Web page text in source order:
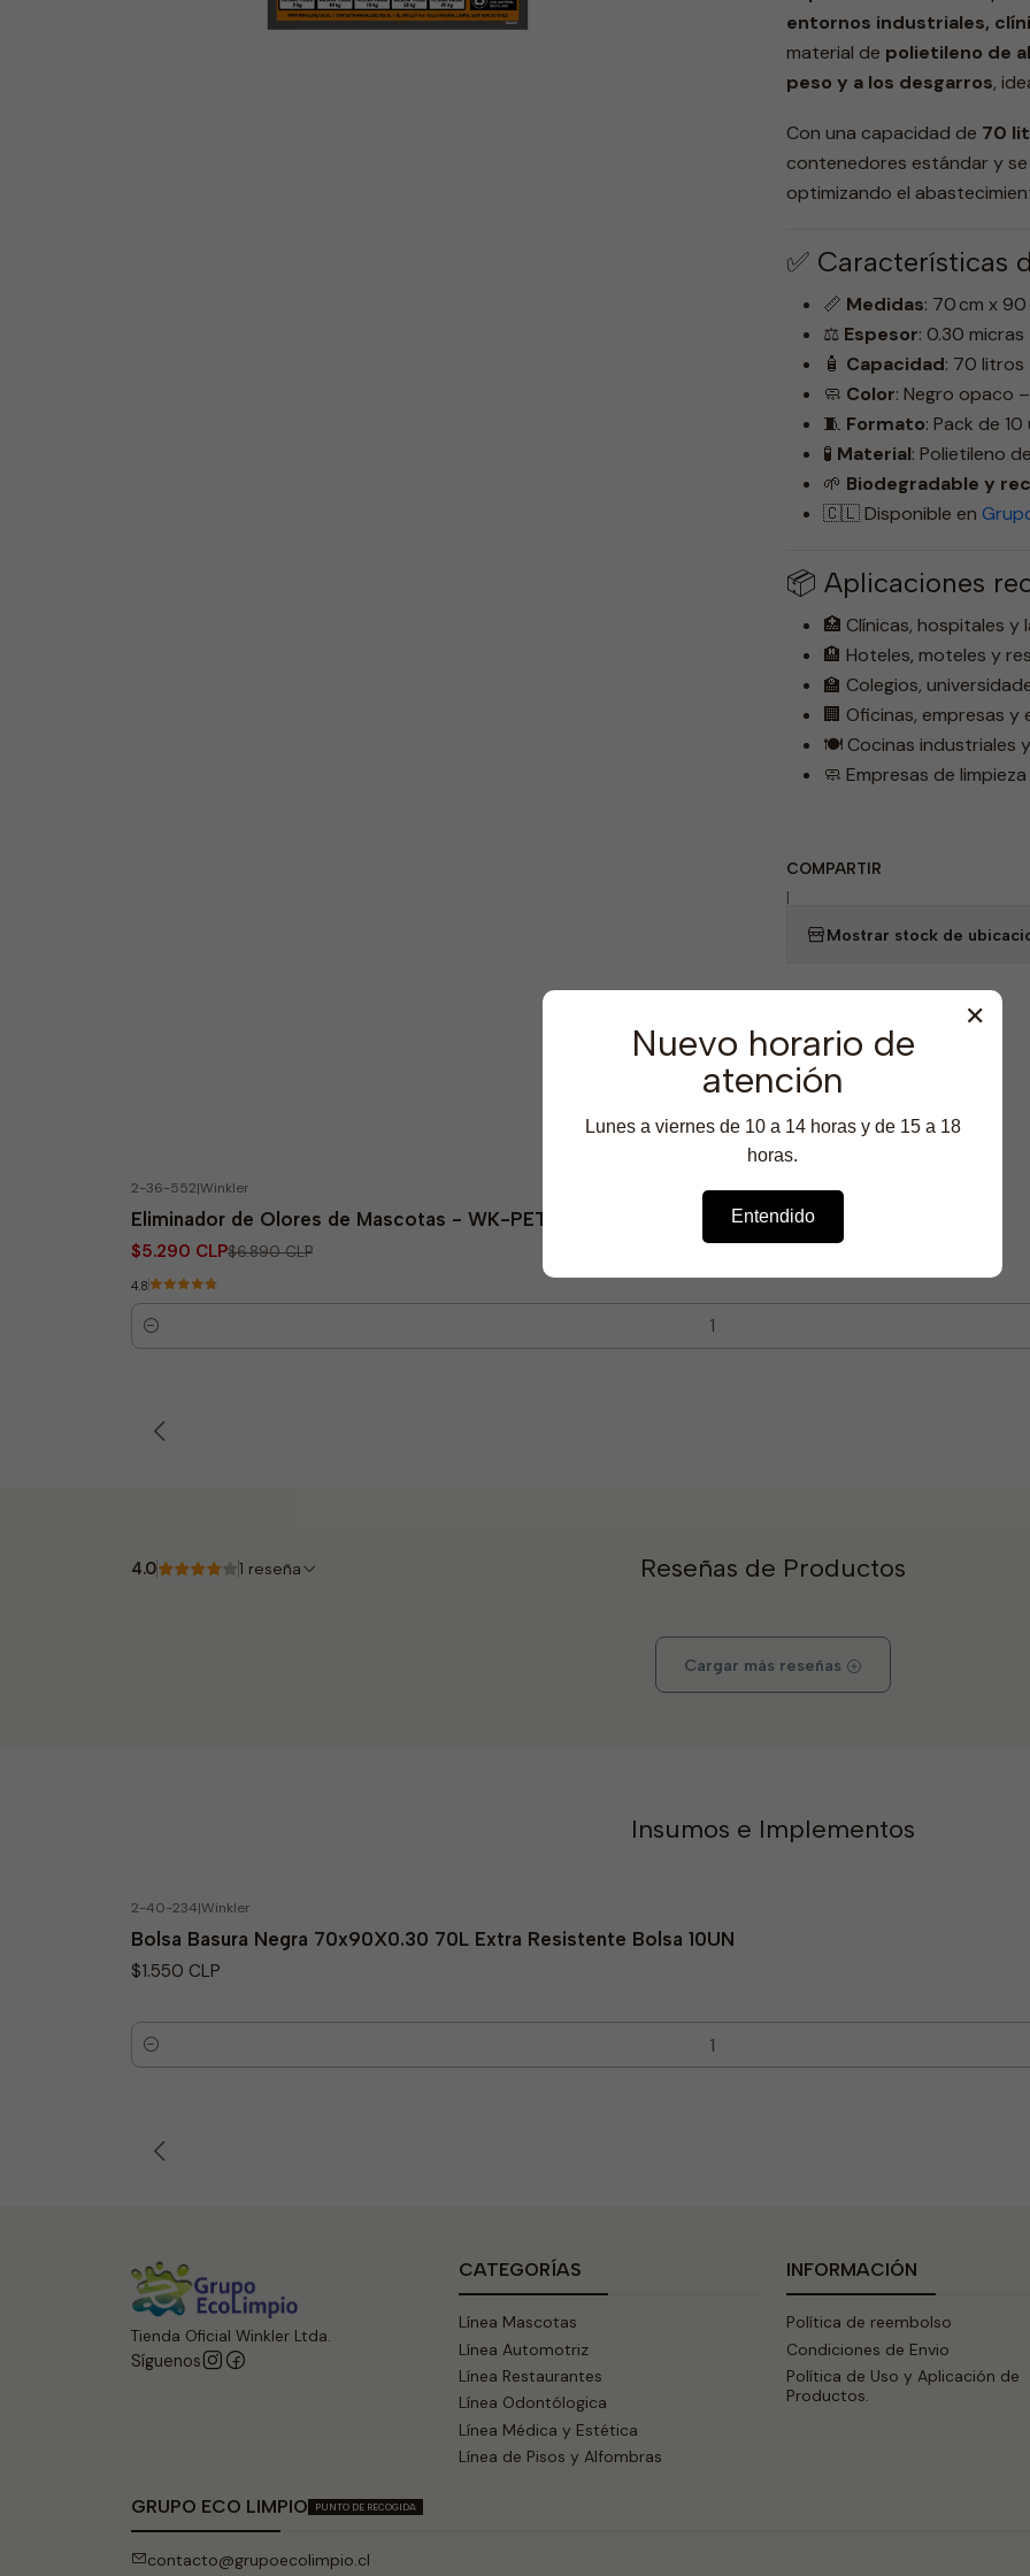
entornos industriales,
material de polietileno de
peso y a los desgarros,
Con una capacidad de 70
contenedores estándar y
optimizando el
✅ Características
📏 Medidas: 70 cm x 90
⚖️ Espesor: 0.30
🧴 Capacidad: 70 litros
🧼 Color: Negro opaco
🧵 Formato: Pack de
🧪 Material: Polietileno
🌱 Biodegradable y
🇨🇱 Disponible en
📦 Aplicaciones
🏥 Clínicas, hospitales
🏨 Hoteles, moteles y
🏫 Colegios,
🏢 Oficinas, empresas
🍽️ Cocinas industriales
🧼 Empresas de
COMPARTIR
|
Mostrar stock de
2-36-552|Winkler
Eliminador de Olores de Mascotas - WK-PET - 5 Litros
$5.290 CLP$6.890 CLP
4.8
Cantidad
Reseñas de Productos
4.0 1 reseña
Cargar más reseñas
Insumos e Implementos
2-40-234|Winkler
Bolsa Basura Negra 70x90X0.30 70L Extra Resistente Bolsa 10UN
$1.550 CLP
Cantidad
Tienda Oficial Winkler Ltda.
Síguenos
CATEGORÍAS
Línea Mascotas
Línea Automotriz
Línea Restaurantes
Línea Odontólogica
Línea Médica y Estética
Línea de Pisos y Alfombras
INFORMACIÓN
Política de reembolso
Condiciones de Envio
Política de Uso y Aplicación de
Productos.
GRUPO ECO LIMPIO PUNTO DE RECOGIDA
contacto@grupoecolimpio.cl
✕
Nuevo horario de
atención
Lunes a viernes de 10 a 14 horas y de 15 a 18
horas.
Entendido